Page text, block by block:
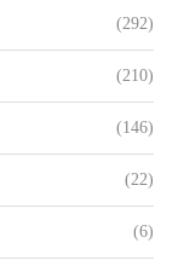
(292)
(210)
(146)
(22)
(6)